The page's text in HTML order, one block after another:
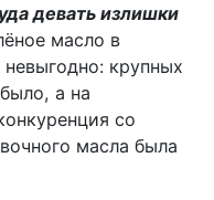
девать излишки
масло в
крупных
а на
со
масла была